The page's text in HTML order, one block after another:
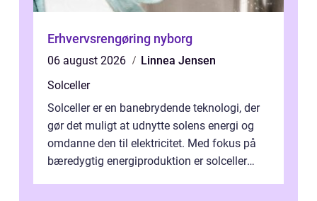
Erhvervsrengøring nyborg
06 august 2026
Linnea Jensen
Solceller
Solceller er en banebrydende teknologi, der
gør det muligt at udnytte solens energi og
omdanne den til elektricitet. Med fokus på
bæredygtig energiproduktion er solceller